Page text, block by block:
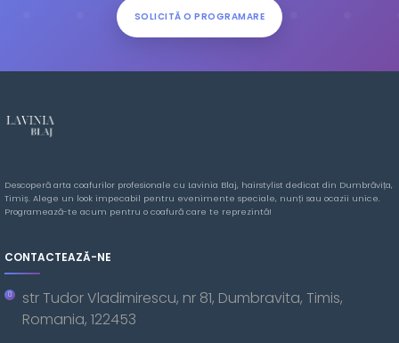
SOLICITĂ O PROGRAMARE
Descoperă arta coafurilor profesionale cu Lavinia Blaj, hairstylist dedicat din Dumbrăvița,
Timiș. Alege un look impecabil pentru evenimente speciale, nunți sau ocazii unice.
Programează-te acum pentru o coafură care te reprezintă!
CONTACTEAZĂ-NE
str Tudor Vladimirescu, nr 81, Dumbravita, Timis,
Romania, 122453